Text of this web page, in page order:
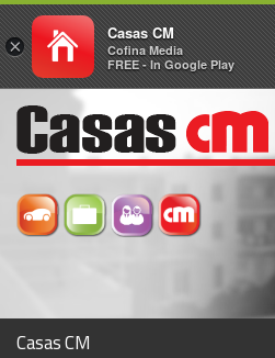
Casas CM
×
Casas CM
Cofina Media
FREE - In Google Play